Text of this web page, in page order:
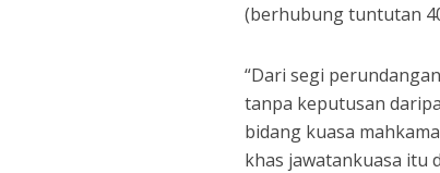
(berhubung tuntutan
“Dari segi
tanpa keputusan
bidang kuasa
khas jawatankuasa itu